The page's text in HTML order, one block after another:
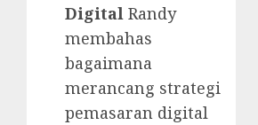
Digital Randy
membahas
bagaimana
merancang strategi
pemasaran digital